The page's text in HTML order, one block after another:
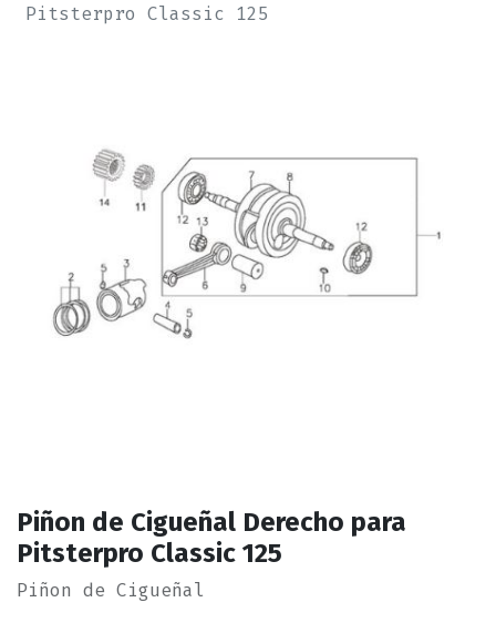
Pitsterpro Classic 125
Piñon de Cigueñal Derecho para
Pitsterpro Classic 125
Piñon de Cigueñal